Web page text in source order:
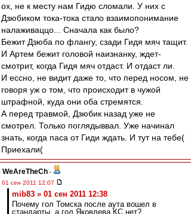
ох, не к месту нам Гидю сломали. У них с
Дзюбиком тока-тока стало взаимопонимание
налаживаццо... Сначала как было?
Бежит Дзюба по флангу, сзади Гидя мяч тащит.
И Артем бежит головой наизнанку, ждет-
смотрит, когда Гидя мяч отдаст. И отдаст ли.
И ессно, не видит даже то, что перед носом, не
говоря уж о том, что происходит в чужой
штрафной, куда они оба стремятся.
А перед травмой, Дзюбик назад уже не
смотрел. Только поглядыввал. Уже начинал
знать, когда паса от Гиди ждать. И тут на тебе(
Приехали(
WeAreTheCh -
01 сен 2011 12:07
mib83 » 01 сен 2011 12:38
Почему гол Томска после аута вошел в
стандарты, а гол Яковлева КС нет?